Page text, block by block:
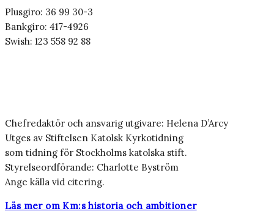
Plusgiro: 36 99 30-3
Bankgiro: 417-4926
Swish: 123 558 92 88
Chefredaktör och ansvarig utgivare: Helena D’Arcy
Utges av Stiftelsen Katolsk Kyrkotidning
som tidning för Stockholms katolska stift.
Styrelseordförande: Charlotte Byström
Ange källa vid citering.
Läs mer om Km:s historia och ambitioner